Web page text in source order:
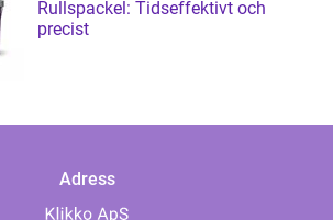
Rullspackel: Tidseffektivt och
precist
Adress